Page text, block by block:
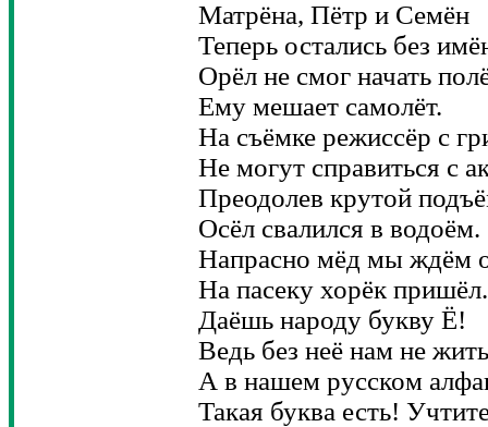
Матрёна, Пётр и Семён
Теперь остались без
Орёл не смог начать
Ему мешает самолёт.
На съёмке режиссёр с
Не могут справиться с
Преодолев крутой
Осёл свалился в водоём.
Напрасно мёд мы ждём
На пасеку хорёк пришёл.
Даёшь народу букву Ё!
Ведь без неё нам не
А в нашем русском
Такая буква есть!